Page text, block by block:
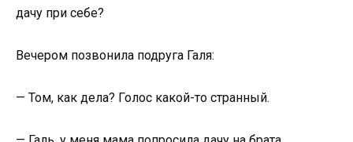
дачу при себе?
Вечером позвонила подруга Галя:
— Том, как дела? Голос какой-то странный.